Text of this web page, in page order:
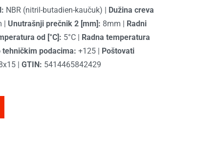
NBR (nitril-butadien-kaučuk)
Dužina creva
Unutrašnji prečnik 2 [mm]: 8mm
Radni
od [°C]: 5°C
Radna temperatura
tehničkim podacima: +125
Poštovati
GTIN: 5414465842429